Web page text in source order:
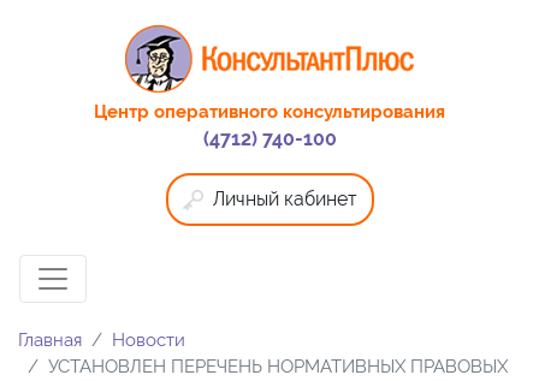
Центр оперативного консультирования
(4712) 740-100
Личный кабинет
Главная
Новости
УСТАНОВЛЕН ПЕРЕЧЕНЬ НОРМАТИВНЫХ ПРАВОВЫХ